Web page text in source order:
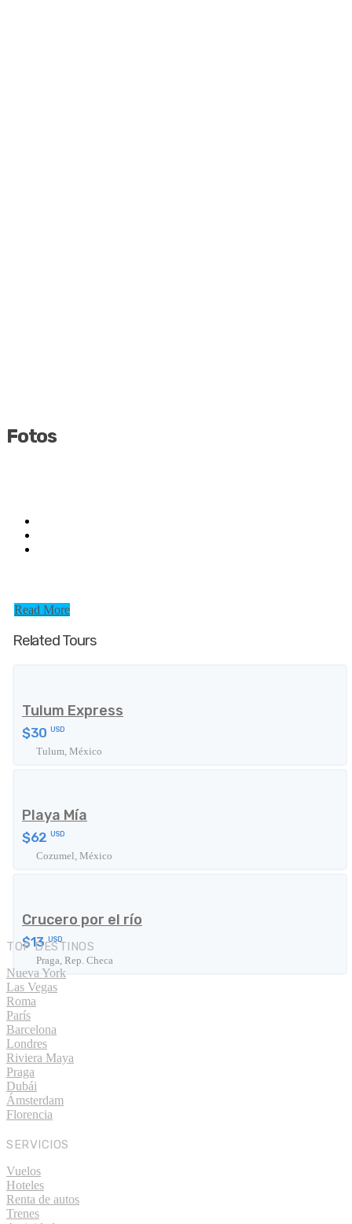
Fotos
Read More
Related Tours
Tulum Express
$30 USD
Tulum, México
Playa Mía
$62 USD
Cozumel, México
Crucero por el río
$13 USD
Praga, Rep. Checa
TOP DESTINOS
Nueva York
Las Vegas
Roma
París
Barcelona
Londres
Riviera Maya
Praga
Dubái
Ámsterdam
Florencia
SERVICIOS
Vuelos
Hoteles
Renta de autos
Trenes